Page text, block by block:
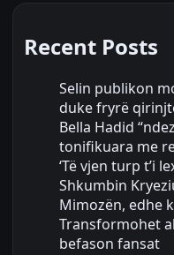
Recent Posts
Selin publikon
duke fryrë
Bella Hadid
tonifikuara me
‘Të vjen turp t’i
Shkumbin
Mimozën, edhe
Transformohet
befason fansat